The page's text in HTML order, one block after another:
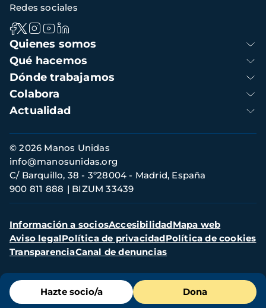
Menú
de
Hazte socio/a Dona
Navegación
principal
Quienes somos
Qué hacemos
Dónde trabajamos
Colabora
Actualidad
Redes sociales
Información
de
contacto
© 2026 Manos Unidas
C/ Barquillo, 38 - 3º28004 - Madrid, España
900 811 888
BIZUM 33439
info@manosunidas.org
Menú
secundario
Información a sociosAccesibilidadMapa web
Aviso legalPolítica de privacidadPolítica de cookies
TransparenciaCanal de denuncias